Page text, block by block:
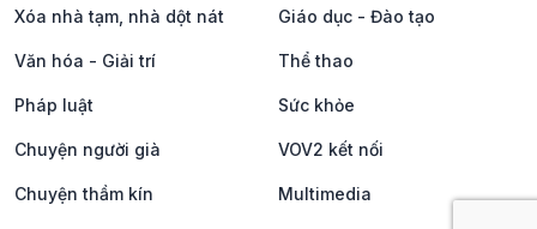
Xóa nhà tạm, nhà dột nát Giáo dục - Đào tạo
Văn hóa - Giải trí Thể thao
Pháp luật Sức khỏe
Chuyện người già VOV2 kết nối
Chuyện thầm kín Multimedia